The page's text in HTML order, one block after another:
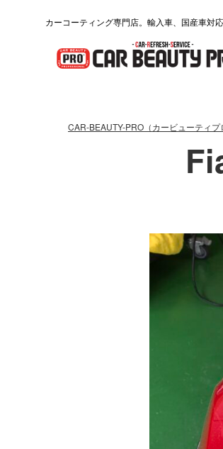
カーコーティング専門店。輸入車、国産車対
CAR-BEAUTY-PRO（カービューティ